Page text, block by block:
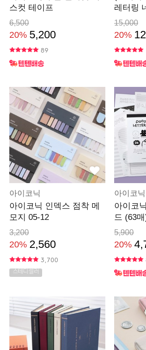
스컷 테이프
6,500
20% 5,200
89
레터링
15,000
20%
아이코닉
아이코닉 인덱스 점착 메
모지 05-12
3,200
20% 2,560
3,700
스테디셀러
아이코닉
아이코
드 (63
5,900
20%